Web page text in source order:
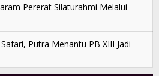
Pererat Silaturahmi Melalui
Putra Menantu PB XIII Jadi